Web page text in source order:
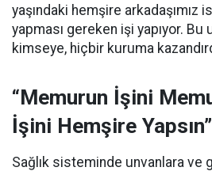
yaşındaki hemşire arkadaşımız
yapması gereken işi yapıyor. Bu
kimseye, hiçbir kuruma
“Memurun İşini
İşini Hemşire Yapsın”
Sağlık sisteminde unvanlara ve